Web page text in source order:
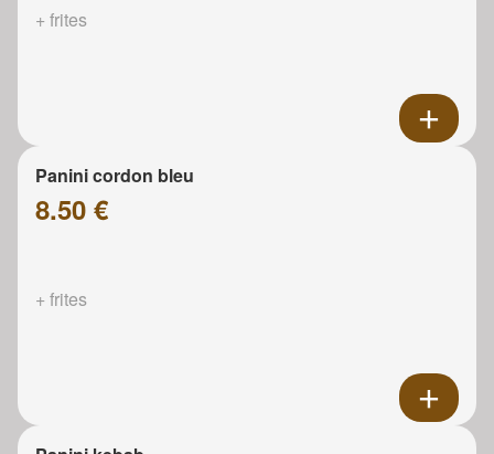
+ frites
Panini cordon bleu
8.50 €
+ frites